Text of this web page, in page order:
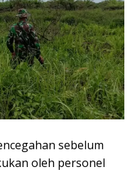
sebelum
oleh personel